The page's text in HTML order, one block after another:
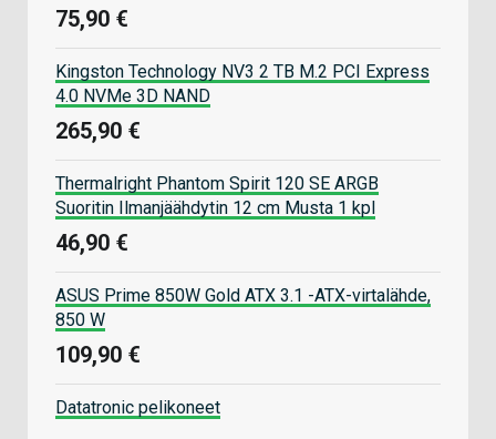
75,90 €
Kingston Technology NV3 2 TB M.2 PCI Express
4.0 NVMe 3D NAND
265,90 €
Thermalright Phantom Spirit 120 SE ARGB
Suoritin Ilmanjäähdytin 12 cm Musta 1 kpl
46,90 €
ASUS Prime 850W Gold ATX 3.1 -ATX-virtalähde,
850 W
109,90 €
Datatronic pelikoneet